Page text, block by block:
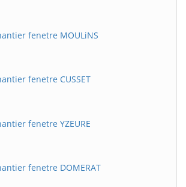
fenetre MOULiNS
fenetre CUSSET
fenetre YZEURE
fenetre DOMERAT